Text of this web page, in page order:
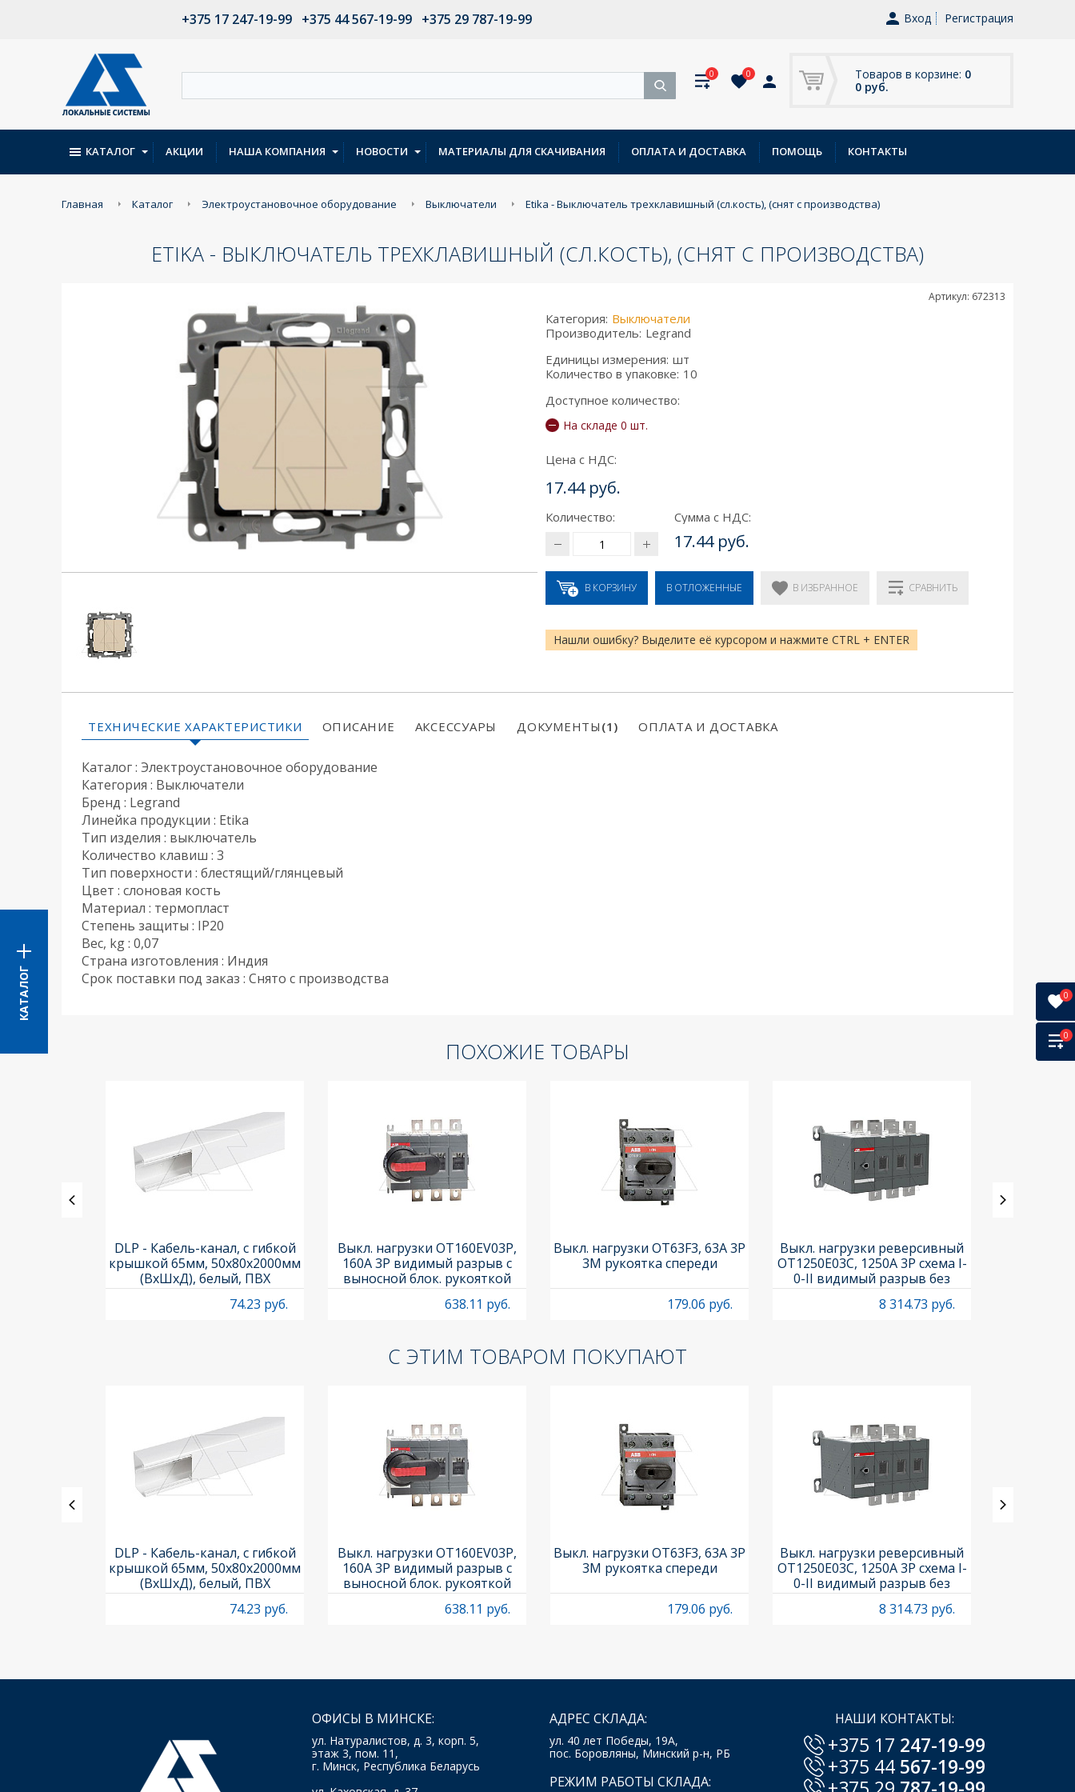
+375 17 247-19-99 +375 44 567-19-99 +375 29 787-19-99 Вход Регистрация
Товаров в корзине: 0
0 руб.
0 0
КАТАЛОГ
КАТАЛОГ АКЦИИ НАША КОМПАНИЯ НОВОСТИ МАТЕРИАЛЫ ДЛЯ СКАЧИВАНИЯ ОПЛАТА И ДОСТАВКА ПОМОЩЬ КОНТАКТЫ
Главная Каталог Электроустановочное оборудование Выключатели Etika - Выключатель трехклавишный (сл.кость), (снят с производства)
ETIKA - ВЫКЛЮЧАТЕЛЬ ТРЕХКЛАВИШНЫЙ (СЛ.КОСТЬ), (СНЯТ С ПРОИЗВОДСТВА)
Артикул: 672313
Категория: Выключатели
Производитель: Legrand
Единицы измерения: шт
Количество в упаковке: 10
Доступное количество:
На складе 0 шт.
Цена с НДС:
17.44 руб.
Количество: Сумма с НДС:
17.44 руб.
В КОРЗИНУ В ОТЛОЖЕННЫЕ В ИЗБРАННОЕ СРАВНИТЬ
Нашли ошибку? Выделите её курсором и нажмите CTRL + ENTER
ТЕХНИЧЕСКИЕ ХАРАКТЕРИСТИКИ ОПИСАНИЕ АКСЕССУАРЫ ДОКУМЕНТЫ (1) ОПЛАТА И ДОСТАВКА
Каталог : Электроустановочное оборудование
Категория : Выключатели
Бренд : Legrand
Линейка продукции : Etika
Тип изделия : выключатель
Количество клавиш : 3
Тип поверхности : блестящий/глянцевый
Цвет : слоновая кость
Материал : термопласт
Степень защиты : IP20
Вес, kg : 0,07
Страна изготовления : Индия
Срок поставки под заказ : Снято с производства
ПОХОЖИЕ ТОВАРЫ
DLP - Кабель-канал, с гибкой
крышкой 65мм, 50x80х2000мм
(ВхШхД), белый, ПВХ
74.23 руб.
Выкл. нагрузки OT160EV03P,
160A 3P видимый разрыв с
выносной блок. рукояткой
OHB65J6 и осью OXP6X210
638.11 руб.
Выкл. нагрузки OT63F3, 63A 3P
3M рукоятка спереди
179.06 руб.
Выкл. нагрузки реверсивный
OT1250E03C, 1250A 3P схема I-
0-II видимый разрыв без
рукоятки
8 314.73 руб.
С ЭТИМ ТОВАРОМ ПОКУПАЮТ
DLP - Кабель-канал, с гибкой
крышкой 65мм, 50x80х2000мм
(ВхШхД), белый, ПВХ
74.23 руб.
Выкл. нагрузки OT160EV03P,
160A 3P видимый разрыв с
выносной блок. рукояткой
OHB65J6 и осью OXP6X210
638.11 руб.
Выкл. нагрузки OT63F3, 63A 3P
3M рукоятка спереди
179.06 руб.
Выкл. нагрузки реверсивный
OT1250E03C, 1250A 3P схема I-
0-II видимый разрыв без
рукоятки
8 314.73 руб.
ОФИСЫ В МИНСКЕ:
ул. Натуралистов, д. 3, корп. 5,
этаж 3, пом. 11,
г. Минск, Республика Беларусь
АДРЕС СКЛАДА:
ул. 40 лет Победы, 19А,
пос. Боровляны, Минский р-н, РБ
РЕЖИМ РАБОТЫ СКЛАДА:
НАШИ КОНТАКТЫ:
+375 17 247-19-99
+375 44 567-19-99
0
0